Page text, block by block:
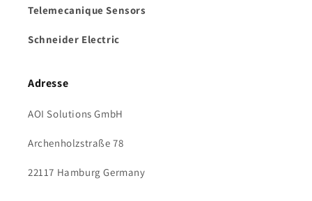
Telemecanique Sensors
Schneider Electric
Adresse
AOI Solutions GmbH
Archenholzstraße 78
22117 Hamburg Germany